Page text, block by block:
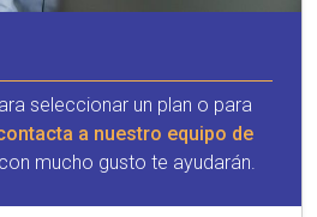
seleccionar un plan o para
a nuestro equipo de
mucho gusto te ayudarán.